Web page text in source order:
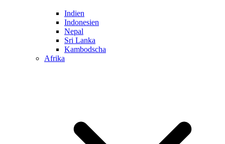
Indien
Indonesien
Nepal
Sri Lanka
Kambodscha
Afrika